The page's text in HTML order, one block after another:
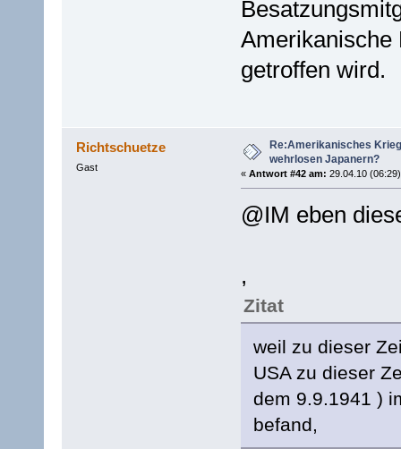
Amerikanische
getroffen wird.
Richtschuetze
Gast
Re:Amerikanisches
wehrlosen Japanern?
« Antwort #42 am: 29.04.10
@IM eben
,
Zitat
weil zu dieser
USA zu dieser
dem 9.9.1941 )
befand,